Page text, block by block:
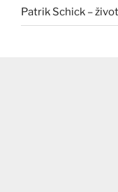
Patrik Schick –